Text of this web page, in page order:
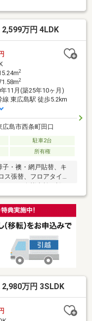
り、お車の出し入れも
フォーム済み▼周辺環
の住まい探しをお手伝
お問い合わせくださ
万円 4LDK
2
2
11月(築25年10ヶ月)
線 東広島駅 徒歩5.2km
広島市西条町田口
駐車2台
所有権
子・襖・網戸貼替、キ
ス張替、フロアタイル
間取り設計 ・食器洗浄
粧台 ・モニタ付イン
日当たり良好
万円 3SLDK